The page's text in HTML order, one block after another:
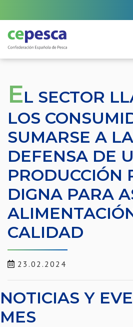
EL SECTOR
LOS
SUMARSE A LA
DEFENSA DE
PRODUCCIÓN
DIGNA PARA
CALIDAD
23.02.2024
NOTICIAS Y
MES